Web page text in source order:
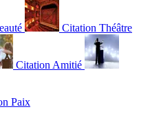
Citation Théâtre
Citation Amitié
Paix